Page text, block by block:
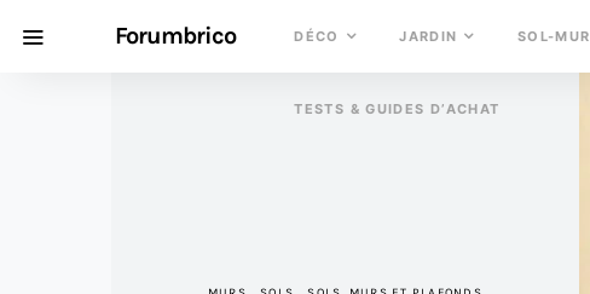
Forumbrico DÉCO JARDIN SOL-MUR
TESTS & GUIDES D’ACHAT